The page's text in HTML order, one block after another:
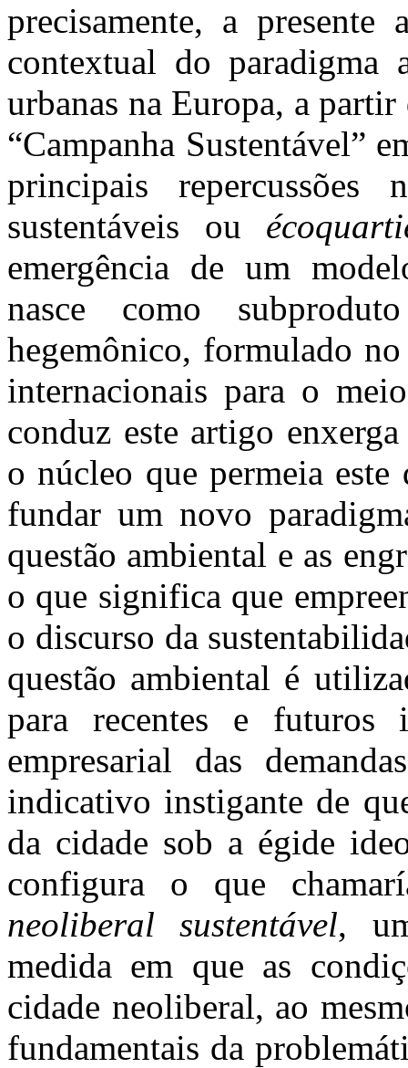
precisamente, a presente
contextual do paradigma
urbanas na Europa, a
“Campanha Sustentável”
principais
sustentáveis ou
emergência de um
nasce como
hegemônico, formulado
internacionais para o
conduz este artigo
o núcleo que permeia
fundar um novo
questão ambiental e as
o que significa que
o discurso da
questão ambiental é
para recentes e futuros
empresarial das
indicativo instigante de
da cidade sob a égide
configura o que
neoliberal sustentável,
medida em que as
cidade neoliberal, ao
fundamentais da